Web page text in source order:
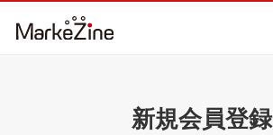
新規会員登録